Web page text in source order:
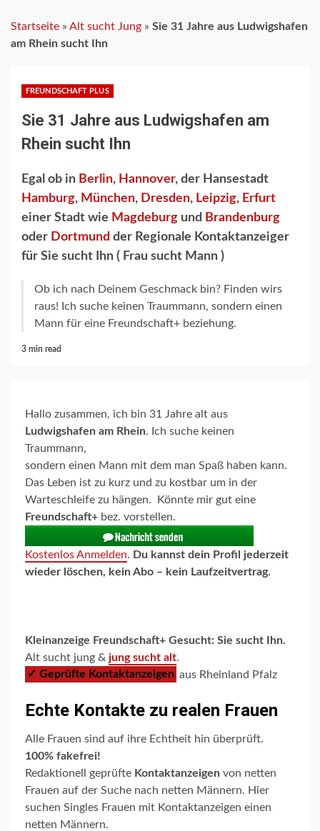
Startseite » Alt sucht Jung » Sie 31 Jahre aus Ludwigshafen
am Rhein sucht Ihn
FREUNDSCHAFT PLUS
Sie 31 Jahre aus Ludwigshafen am
Rhein sucht Ihn
Egal ob in Berlin, Hannover, der Hansestadt
Hamburg, München, Dresden, Leipzig, Erfurt
einer Stadt wie Magdeburg und Brandenburg
oder Dortmund der Regionale Kontaktanzeiger
für Sie sucht Ihn ( Frau sucht Mann )
Ob ich nach Deinem Geschmack bin? Finden wirs
raus! Ich suche keinen Traummann, sondern einen
Mann für eine Freundschaft+ beziehung.
3 min read
Hallo zusammen, ich bin 31 Jahre alt aus
Ludwigshafen am Rhein. Ich suche keinen
Traummann,
sondern einen Mann mit dem man Spaß haben kann.
Das Leben ist zu kurz und zu kostbar um in der
Warteschleife zu hängen. Könnte mir gut eine
Freundschaft+ bez. vorstellen.
Kostenlos Anmelden. Du kannst dein Profil jederzeit
wieder löschen, kein Abo – kein Laufzeitvertrag.
Kleinanzeige Freundschaft+ Gesucht: Sie sucht Ihn.
Alt sucht jung & jung sucht alt.
✓ Geprüfte Kontaktanzeigen aus Rheinland Pfalz
Echte Kontakte zu realen Frauen
Alle Frauen sind auf ihre Echtheit hin überprüft.
100% fakefrei!
Redaktionell geprüfte Kontaktanzeigen von netten
Frauen auf der Suche nach netten Männern. Hier
suchen Singles Frauen mit Kontaktanzeigen einen
netten Männern.